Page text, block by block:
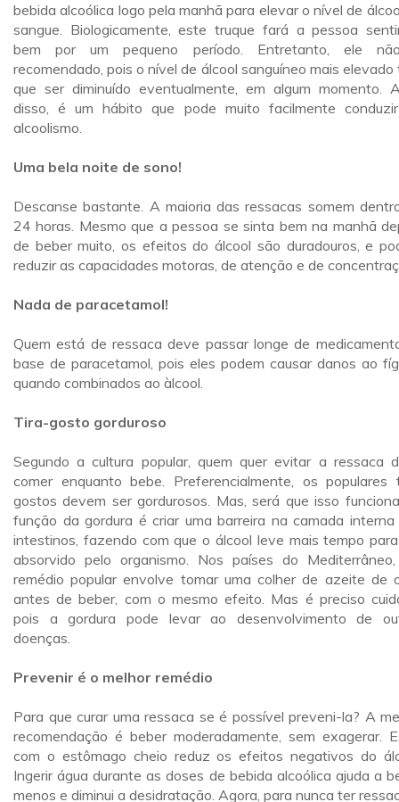
bebida alcoólica logo pela manhã para elevar o nível de
sangue. Biologicamente, este truque fará a pessoa
bem por um pequeno período. Entretanto, ele
recomendado, pois o nível de álcool sanguíneo mais elevado
que ser diminuído eventualmente, em algum momento.
disso, é um hábito que pode muito facilmente
alcoolismo.
Uma bela noite de sono!
Descanse bastante. A maioria das ressacas somem
24 horas. Mesmo que a pessoa se sinta bem na manhã
de beber muito, os efeitos do álcool são duradouros, e
reduzir as capacidades motoras, de atenção e de
Nada de paracetamol!
Quem está de ressaca deve passar longe de
base de paracetamol, pois eles podem causar danos ao
quando combinados ao àlcool.
Tira-gosto gorduroso
Segundo a cultura popular, quem quer evitar a ressaca
comer enquanto bebe. Preferencialmente, os populares
gostos devem ser gordurosos. Mas, será que isso
função da gordura é criar uma barreira na camada interna
intestinos, fazendo com que o álcool leve mais tempo
absorvido pelo organismo. Nos países do
remédio popular envolve tomar uma colher de azeite de
antes de beber, com o mesmo efeito. Mas é preciso
pois a gordura pode levar ao desenvolvimento de
doenças.
Prevenir é o melhor remédio
Para que curar uma ressaca se é possível preveni-la? A
recomendação é beber moderadamente, sem exagerar.
com o estômago cheio reduz os efeitos negativos do
Ingerir água durante as doses de bebida alcoólica ajuda a
menos e diminui a desidratação. Agora, para nunca ter